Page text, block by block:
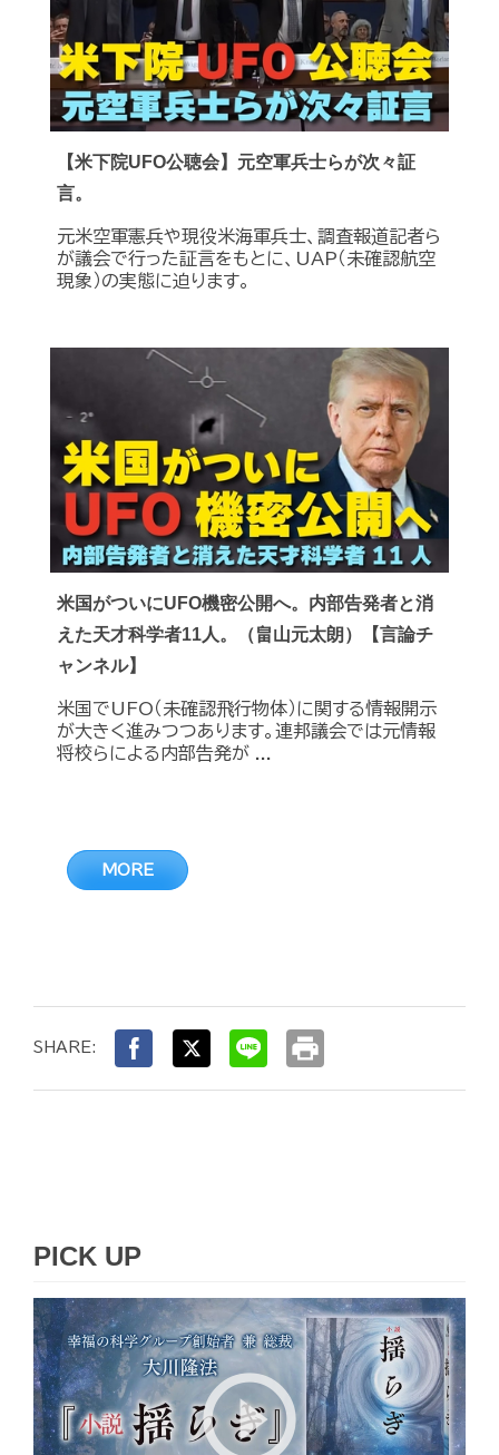
【米下院UFO公聴会】元空軍兵士らが次々証
言。
元米空軍憲兵や現役米海軍兵士、調査報道記者ら
が議会で行った証言をもとに、UAP（未確認航空
現象）の実態に迫ります。
米国がついにUFO機密公開へ。内部告発者と消
えた天才科学者11人。（畠山元太朗）【言論チ
ャンネル】
米国でUFO（未確認飛行物体）に関する情報開示
が大きく進みつつあります。連邦議会では元情報
将校らによる内部告発が ...
MORE
SHARE: print
PICK UP